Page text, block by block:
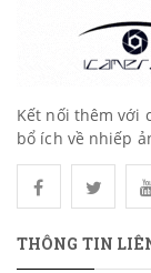
Kết nối thêm với
bổ ích về nhiếp
THÔNG TIN